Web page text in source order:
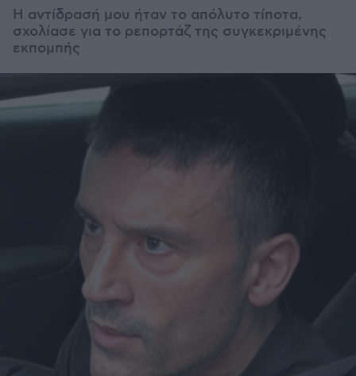
Η αντίδρασή μου ήταν το απόλυτο τίποτα,
σχολίασε για το ρεπορτάζ της συγκεκριμένης
εκπομπής